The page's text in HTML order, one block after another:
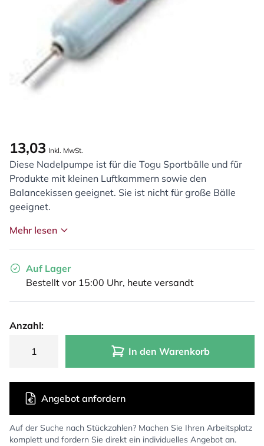
13,03 Inkl. MwSt.
Diese Nadelpumpe ist für die Togu Sportbälle und für
Produkte mit kleinen Luftkammern sowie den
Balancekissen geeignet. Sie ist nicht für große Bälle
geeignet.
Mehr lesen
Auf Lager
Bestellt vor 15:00 Uhr, heute versandt
Anzahl:
In den Warenkorb
Auf der Suche nach Stückzahlen? Machen Sie Ihren Arbeitsplatz
komplett und fordern Sie direkt ein individuelles Angebot an.
Angebot anfordern